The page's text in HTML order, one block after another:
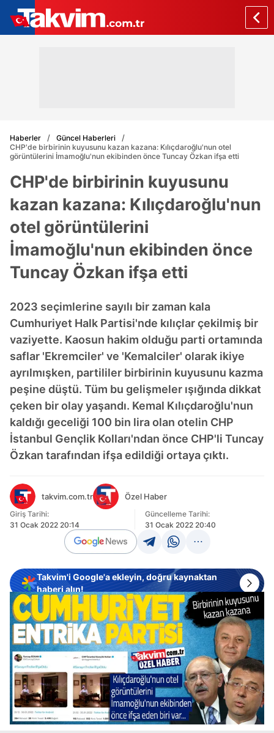
Haberler
Güncel Haberleri
CHP'de birbirinin kuyusunu kazan kazana: Kılıçdaroğlu'nun otel
görüntülerini İmamoğlu'nun ekibinden önce Tuncay Özkan ifşa etti
CHP'de birbirinin kuyusunu
kazan kazana: Kılıçdaroğlu'nun
otel görüntülerini
İmamoğlu'nun ekibinden önce
Tuncay Özkan ifşa etti
2023 seçimlerine sayılı bir zaman kala
Cumhuriyet Halk Partisi'nde kılıçlar çekilmiş bir
vaziyette. Kaosun hakim olduğu parti ortamında
saflar 'Ekremciler' ve 'Kemalciler' olarak ikiye
ayrılmışken, partililer birbirinin kuyusunu kazma
peşine düştü. Tüm bu gelişmeler ışığında dikkat
çeken bir olay yaşandı. Kemal Kılıçdaroğlu'nun
kaldığı geceliği 100 bin lira olan otelin CHP
İstanbul Gençlik Kolları'ndan önce CHP'li Tuncay
Özkan tarafından ifşa edildiği ortaya çıktı.
takvim.com.tr Özel Haber
Giriş Tarihi:
31 Ocak 2022 20:14
Güncelleme Tarihi:
31 Ocak 2022 20:40
Takvim'i Google'a ekleyin, doğru kaynaktan
haberi alın!